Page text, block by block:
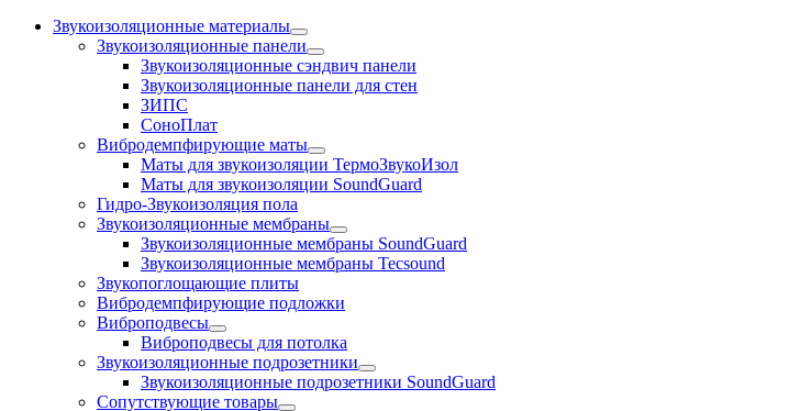
Звукоизоляционные материалы
Звукоизоляционные панели
Звукоизоляционные сэндвич панели
Звукоизоляционные панели для стен
ЗИПС
СоноПлат
Вибродемпфирующие маты
Маты для звукоизоляции ТермоЗвукоИзол
Маты для звукоизоляции SoundGuard
Гидро-Звукоизоляция пола
Звукоизоляционные мембраны
Звукоизоляционные мембраны SoundGuard
Звукоизоляционные мембраны Tecsound
Звукопоглощающие плиты
Вибродемпфирующие подложки
Виброподвесы
Виброподвесы для потолка
Звукоизоляционные подрозетники
Звукоизоляционные подрозетники SoundGuard
Сопутствующие товары